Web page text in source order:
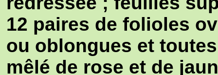
12 paires de folioles
ou oblongues et
mêlé de rose et de